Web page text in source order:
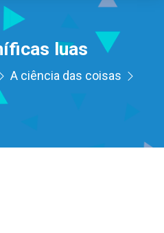
luas
A ciência das coisas